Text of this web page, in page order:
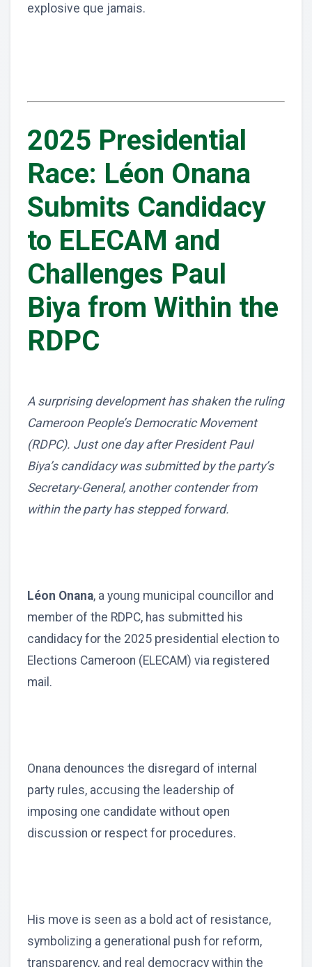
explosive que jamais.
2025 Presidential
Race: Léon Onana
Submits Candidacy
to ELECAM and
Challenges Paul
Biya from Within the
RDPC
A surprising development has shaken the ruling
Cameroon People’s Democratic Movement
(RDPC). Just one day after President Paul
Biya’s candidacy was submitted by the party’s
Secretary-General, another contender from
within the party has stepped forward.
Léon Onana, a young municipal councillor and
member of the RDPC, has submitted his
candidacy for the 2025 presidential election to
Elections Cameroon (ELECAM) via registered
mail.
Onana denounces the disregard of internal
party rules, accusing the leadership of
imposing one candidate without open
discussion or respect for procedures.
His move is seen as a bold act of resistance,
symbolizing a generational push for reform,
transparency, and real democracy within the